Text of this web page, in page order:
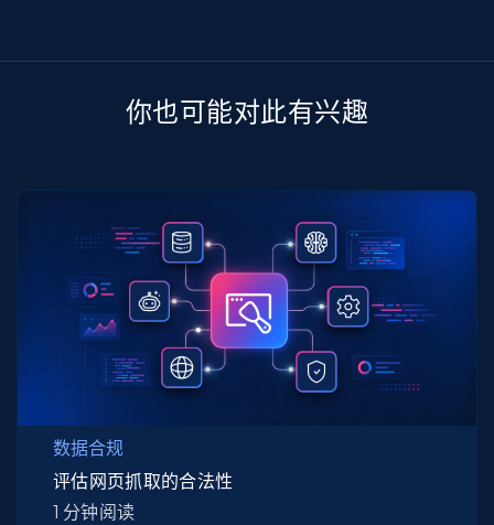
你也可能对此有兴趣
数据合规
评估网页抓取的合法性
1 分钟阅读